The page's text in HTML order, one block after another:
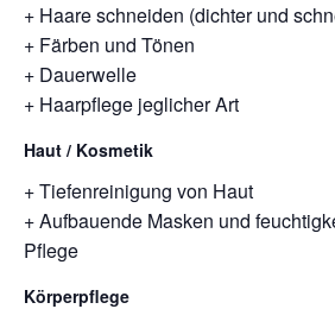
+ Haare schneiden (dichter und
+ Färben und Tönen
+ Dauerwelle
+ Haarpflege jeglicher Art
Haut / Kosmetik
+ Tiefenreinigung von Haut
+ Aufbauende Masken und
Pflege
Körperpflege